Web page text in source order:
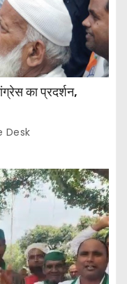
का प्रदर्शन,
Desk